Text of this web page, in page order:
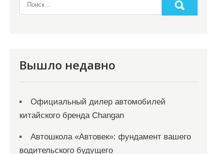
м
Вышло недавно
Официальный дилер автомобилей
китайского бренда Changan
Автошкола «Автовек»: фундамент вашего
водительского будущего